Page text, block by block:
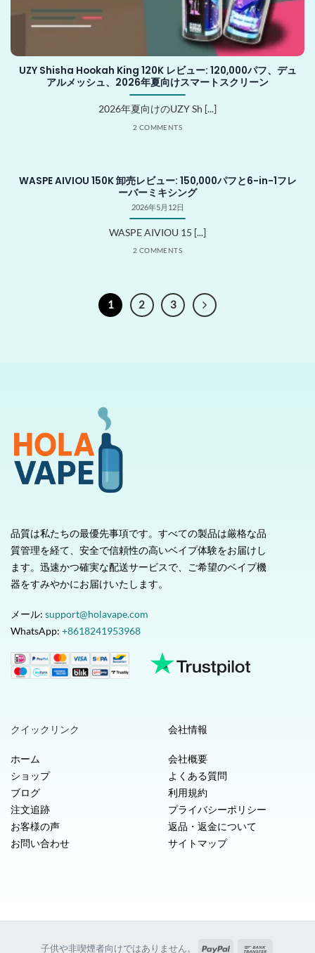
UZY Shisha Hookah King 120K レビュー: 120,000パフ、デュ
アルメッシュ、2026年夏向けスマートスクリーン
2026年夏向けのUZY Sh [...]
2 COMMENTS
WASPE AIVIOU 150K 卸売レビュー: 150,000パフと6-in-1フレ
ーバーミキシング
2026年5月12日
WASPE AIVIOU 15 [...]
2 COMMENTS
1 2 3
品質は私たちの最優先事項です。すべての製品は厳格な品
質管理を経て、安全で信頼性の高いベイプ体験をお届けし
ます。迅速かつ確実な配送サービスで、ご希望のベイプ機
器をすみやかにお届けいたします。
メール: support@holavape.com
WhatsApp: +8618241953968
クイックリンク
ホーム
ショップ
ブログ
注文追跡
お客様の声
お問い合わせ
会社情報
会社概要
よくある質問
利用規約
プライバシーポリシー
返品・返金について
サイトマップ
子供や非喫煙者向けではありません。 PayPal